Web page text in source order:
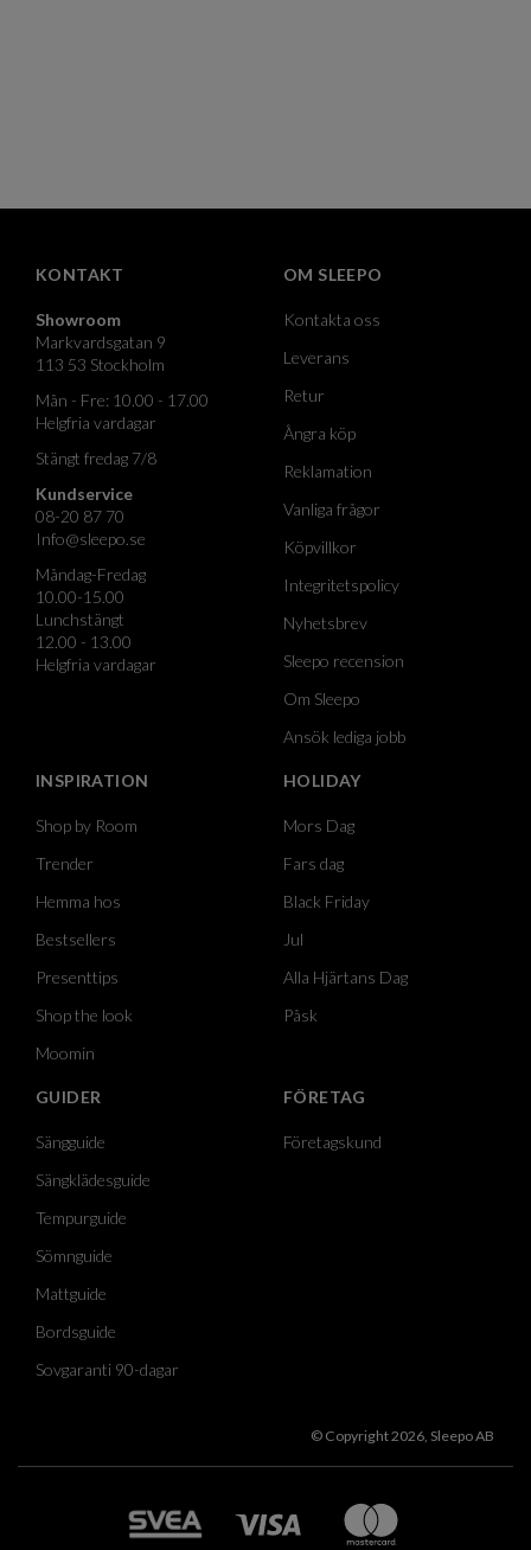
KONTAKT
Showroom
Markvardsgatan 9
113 53 Stockholm
Mån - Fre: 10.00 - 17.00
Helgfria vardagar
Stängt fredag 7/8
Kundservice
08-20 87 70
Info@sleepo.se
Måndag-Fredag
10.00-15.00
Lunchstängt
12.00 - 13.00
Helgfria vardagar
OM SLEEPO
Kontakta oss
Leverans
Retur
Ångra köp
Reklamation
Vanliga frågor
Köpvillkor
Integritetspolicy
Nyhetsbrev
Sleepo recension
Om Sleepo
Ansök lediga jobb
INSPIRATION
Shop by Room
Trender
Hemma hos
Bestsellers
Presenttips
Shop the look
Moomin
HOLIDAY
Mors Dag
Fars dag
Black Friday
Jul
Alla Hjärtans Dag
Påsk
GUIDER
Sängguide
Sängklädesguide
Tempurguide
Sömnguide
Mattguide
Bordsguide
Sovgaranti 90-dagar
FÖRETAG
Företagskund
© Copyright 2026, Sleepo AB